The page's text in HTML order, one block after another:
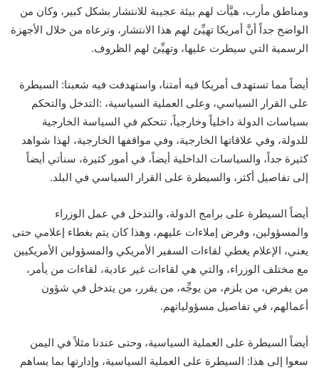
ومناطق مأرب، هيَّأت لهم بيئة عجيبة للانتشار بشكل كبير، وكان من
الواضح جداً أنَّ أمريكا تهيِّئ لهم هذا الانتشار، وترعاه من خلال الأجهزة
الرسمية التي سيطرت عليها، وتهيِّئ لهم الظروف.
أيضاً مما تستهدف أمريكا فيه أمتنا، واستهدفت فيه شعبنا: السيطرة
على القرار السياسي، وعلى العملية السياسية، :التدخل والتحكم
بسياسات الدولة داخلياً وخارجياً، تتحكم في السياسة الخارجية
للدولة، وفي علاقاتها الخارجية، وفي مواقفها الخارجية، لهذا شواهد
كثيرة جداً، والسياسات الداخلية أيضاً، في أمور كثيرة، سنأتي أيضاً
إلى تفاصيل أكثر، والسيطرة على القرار السياسي في البلد.
أيضاً السيطرة على برامج الدولة، والتدخل في عمل الوزراء
والمسؤولين، وفرض إملاءات عليهم، وهذا كان يتم بغطاء إعلامي حتى
يعني، الإعلام يغطي لقاءات السفير الأمريكي والمسؤولين الأمريكيين
مع مختلف الوزراء، والتي هي لقاءات غير عادية، لقاءات من يأمر،
من يفرض، من يلزم، من يوجِّه، من يقرر، من يتدخل في شؤون
أعمالهم، في تفاصيل مسؤولياتهم.
أيضاً السيطرة على العملية السياسية، وحتى عندنا مثلاً في اليمن
سعوا إلى هذا: السيطرة على العملية السياسية، وإدارتها بما يساهم